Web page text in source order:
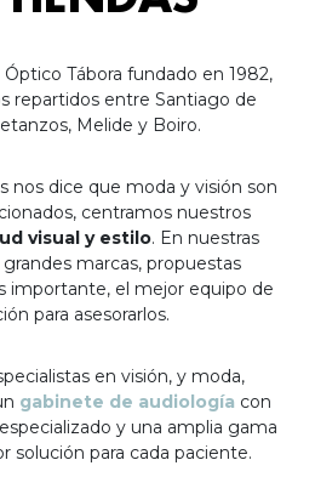
Tábora fundado en 1982,
repartidos entre Santiago de
Melide y Boiro.
nos dice que moda y visión son
centramos nuestros
visual y estilo. En nuestras
marcas, propuestas
importante, el mejor equipo de
para asesorarlos.
en visión, y moda,
gabinete de audiología con
y una amplia gama
solución para cada paciente.